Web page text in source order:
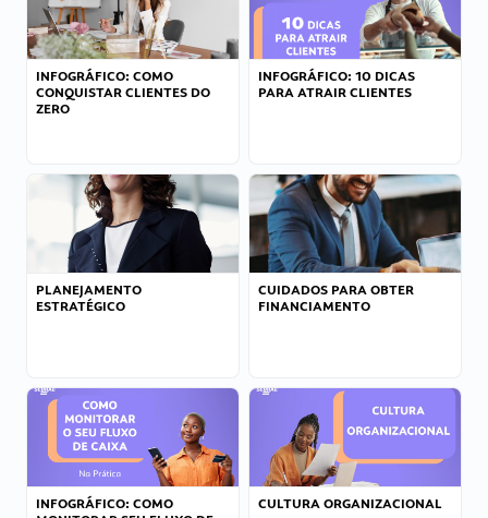
INFOGRÁFICO: COMO
CONQUISTAR CLIENTES DO
ZERO
INFOGRÁFICO: 10 DICAS
PARA ATRAIR CLIENTES
PLANEJAMENTO
ESTRATÉGICO
CUIDADOS PARA OBTER
FINANCIAMENTO
INFOGRÁFICO: COMO
CULTURA ORGANIZACIONAL